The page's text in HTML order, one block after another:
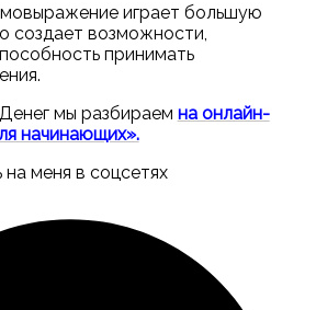
играет большую
создает возможности,
принимать
мы разбираем на онлайн-
начинающих».
меня в соцсетях